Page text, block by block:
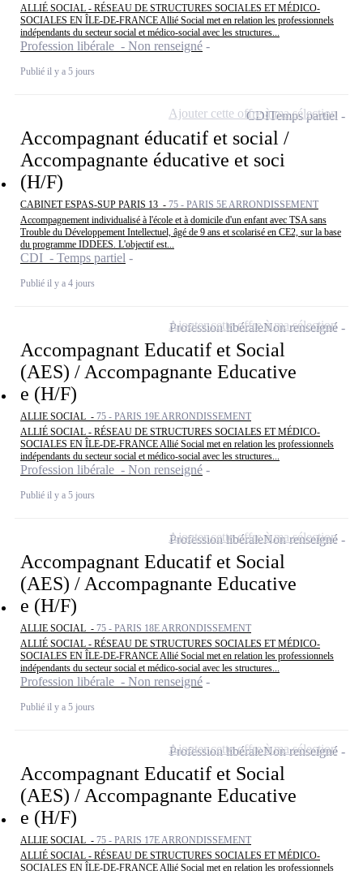
ALLIÉ SOCIAL - RÉSEAU DE STRUCTURES SOCIALES ET MÉDICO-
SOCIALES EN ÎLE-DE-FRANCE Allié Social met en relation les professionnels
indépendants du secteur social et médico-social avec les structures...
Profession libérale - Non renseigné
Publié il y a 5 jours
Accompagnant éducatif et social /
Accompagnante éducative et soci
(H/F)
CABINET ESPAS-SUP PARIS 13 - 75 - PARIS 5E ARRONDISSEMENT
Accompagnement individualisé à l'école et à domicile d'un enfant avec TSA sans
Trouble du Développement Intellectuel, âgé de 9 ans et scolarisé en CE2, sur la base
du programme IDDEES. L'objectif est...
CDI - Temps partiel
Publié il y a 4 jours
CDITemps partiel
Ajouter cette offre à ma sélection
Accompagnant Educatif et Social
(AES) / Accompagnante Educative
e (H/F)
ALLIE SOCIAL - 75 - PARIS 19E ARRONDISSEMENT
ALLIÉ SOCIAL - RÉSEAU DE STRUCTURES SOCIALES ET MÉDICO-
SOCIALES EN ÎLE-DE-FRANCE Allié Social met en relation les professionnels
indépendants du secteur social et médico-social avec les structures...
Profession libérale - Non renseigné
Publié il y a 5 jours
Profession libéraleNon renseigné
Ajouter cette offre à ma sélection
Accompagnant Educatif et Social
(AES) / Accompagnante Educative
e (H/F)
ALLIE SOCIAL - 75 - PARIS 18E ARRONDISSEMENT
ALLIÉ SOCIAL - RÉSEAU DE STRUCTURES SOCIALES ET MÉDICO-
SOCIALES EN ÎLE-DE-FRANCE Allié Social met en relation les professionnels
indépendants du secteur social et médico-social avec les structures...
Profession libérale - Non renseigné
Publié il y a 5 jours
Profession libéraleNon renseigné
Ajouter cette offre à ma sélection
Accompagnant Educatif et Social
(AES) / Accompagnante Educative
e (H/F)
ALLIE SOCIAL - 75 - PARIS 17E ARRONDISSEMENT
ALLIÉ SOCIAL - RÉSEAU DE STRUCTURES SOCIALES ET MÉDICO-
SOCIALES EN ÎLE-DE-FRANCE Allié Social met en relation les professionnels
Profession libéraleNon renseigné
Ajouter cette offre à ma sélection